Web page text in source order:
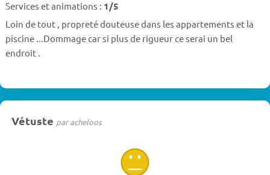
Services et animations : 1/5
Loin de tout , propreté douteuse dans les appartements et la
piscine ...Dommage car si plus de rigueur ce serai un bel
endroit .
Vétuste par acheloos